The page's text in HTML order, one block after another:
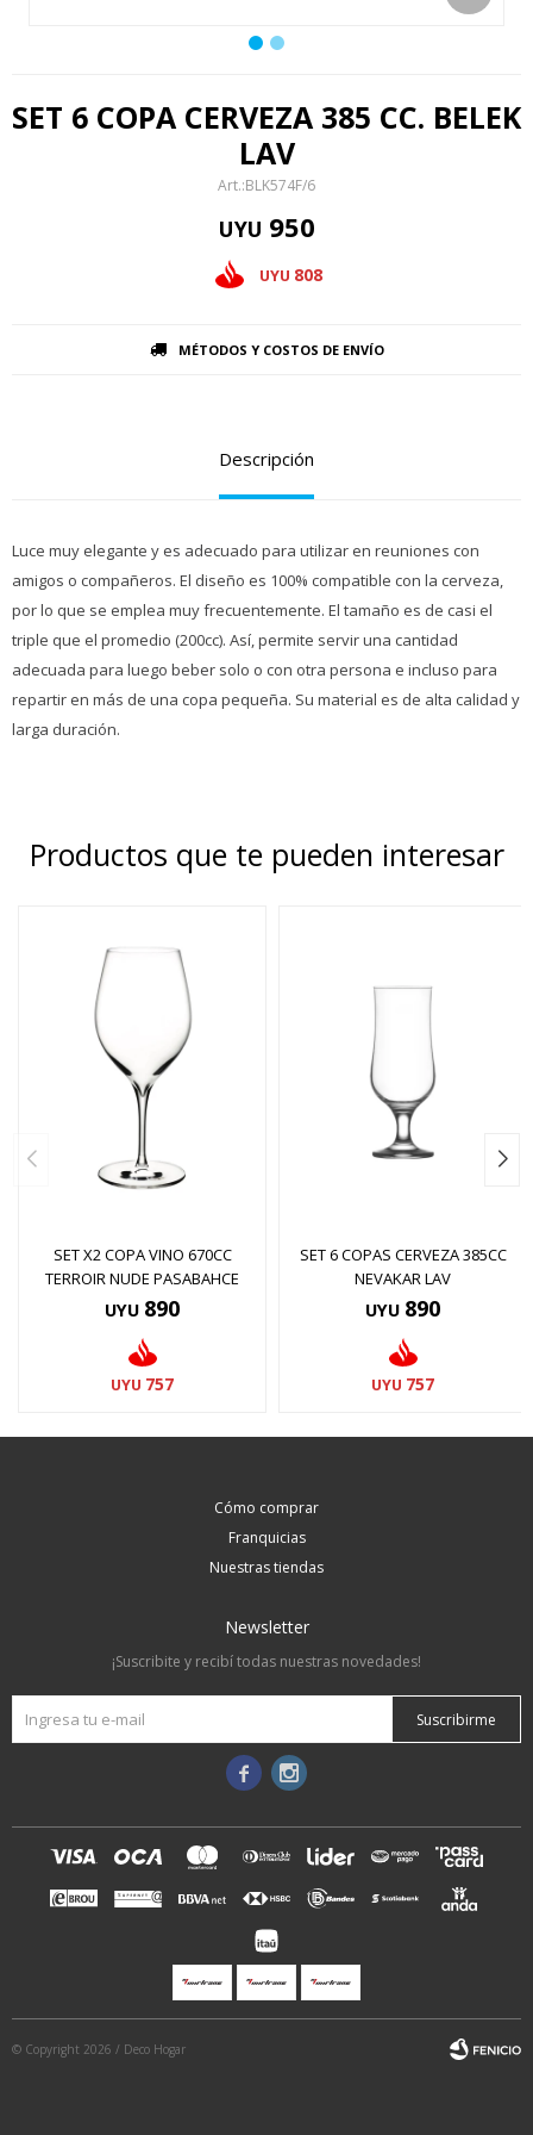
SET 6 COPA CERVEZA 385 CC. BELEK
LAV
BLK574F/6
UYU 950
UYU 808
MÉTODOS Y COSTOS DE ENVÍO
Descripción
Luce muy elegante y es adecuado para utilizar en reuniones con
amigos o compañeros. El diseño es 100% compatible con la cerveza,
por lo que se emplea muy frecuentemente. El tamaño es de casi el
triple que el promedio (200cc). Así, permite servir una cantidad
adecuada para luego beber solo o con otra persona e incluso para
repartir en más de una copa pequeña. Su material es de alta calidad y
larga duración.
Productos que te pueden interesar
SET X2 COPA VINO 670CC
TERROIR NUDE PASABAHCE
UYU 890
UYU 757
SET 6 COPAS CERVEZA 385CC
NEVAKAR LAV
UYU 890
UYU 757
Cómo comprar
Franquicias
Nuestras tiendas
Newsletter
¡Suscribite y recibí todas nuestras novedades!
Suscribirme
 
© Copyright 2026 / Deco Hogar